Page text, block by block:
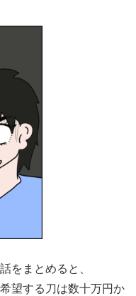
をまとめると、
望する刀は数十万円か